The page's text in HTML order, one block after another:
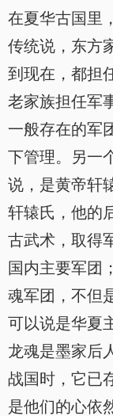
在夏华古国里
传统说，东方
到现在，都担
老家族担任军
一般存在的军
下管理。另一
说，是黄帝轩
轩辕氏，他的
古武术，取得
国内主要军团
魂军团，不但
可以说是华夏
龙魂是墨家后
战国时，它已
是他们的心依